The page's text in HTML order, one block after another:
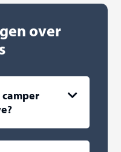
over
camper